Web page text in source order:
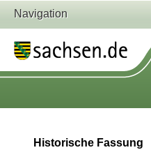
Navigation
Historische Fassung